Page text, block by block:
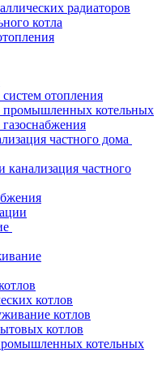
радиаторов
котла
отопления
промышленных котельных
частного дома
канализация частного
котлов
котлов
котлов
котельных